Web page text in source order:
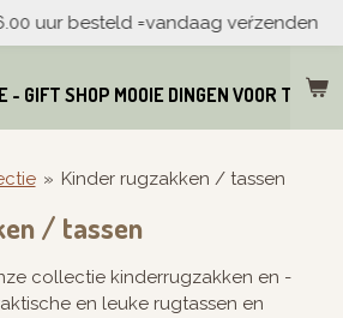
- GIFT SHOP MOOIE DINGEN VOOR THUIS
uur besteld =vandaag veŕzenden
» Kinder rugzakken / tassen
/ tassen
collectie kinderrugzakken en -
en leuke rugtassen en